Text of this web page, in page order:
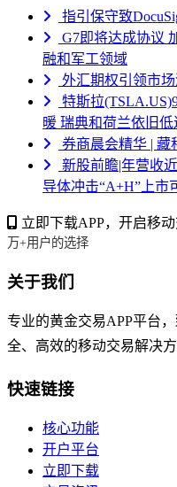
指引保守致
G7即将达成协议
融和军工领域
外汇期权引领市
特斯拉
暖 瑞典和荷兰依旧低
券商晨会精华 | 藏
新股前瞻|年营收
导体冲击“A+H”上市
立即下载APP，开启移
万+用户的选择
关于我们
专业的黄金交易APP平台
全、高效的移动交易解决方
快速链接
核心功能
开户平台
立即下载